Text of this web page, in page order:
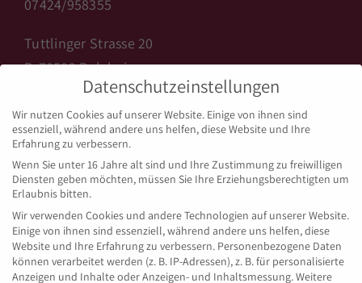
07424/958355
Tuttlinger Strasse 20
D-78582 Balgheim
info@backhaus-licht.de
www.backhaus-licht.de
ÖFFNUNGSZEITEN BALGHEIM
Montag bis Freitag:
05:15 – 18:00 Uhr
Datenschutzeinstellungen
Wir nutzen Cookies auf unserer Website. Einige von ihnen sind
essenziell, während andere uns helfen, diese Website und Ihre
Erfahrung zu verbessern.
Wenn Sie unter 16 Jahre alt sind und Ihre Zustimmung zu freiwilligen
Diensten geben möchten, müssen Sie Ihre Erziehungsberechtigten um
Erlaubnis bitten.
Wir verwenden Cookies und andere Technologien auf unserer Website.
Einige von ihnen sind essenziell, während andere uns helfen, diese
Website und Ihre Erfahrung zu verbessern. Personenbezogene Daten
können verarbeitet werden (z. B. IP-Adressen), z. B. für personalisierte
Anzeigen und Inhalte oder Anzeigen- und Inhaltsmessung.Weitere